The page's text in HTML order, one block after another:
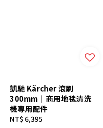
凱馳 Kärcher 滾刷
300mm｜商用地毯清洗
機專用配件
Regular
NT$ 6,395